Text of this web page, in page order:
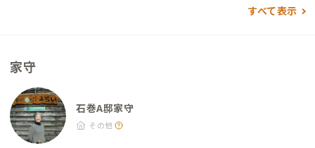
すべて表示
家守
石巻A邸家守
その他